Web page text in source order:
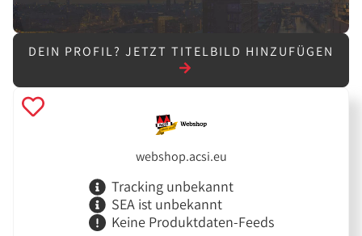
DEIN PROFIL? JETZT TITELBILD HINZUFÜGEN
webshop.acsi.eu
Tracking unbekannt
SEA ist unbekannt
Keine Produktdaten-Feeds